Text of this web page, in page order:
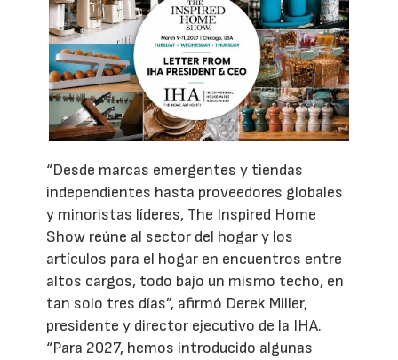
“Desde marcas emergentes y tiendas
independientes hasta proveedores globales
y minoristas líderes, The Inspired Home
Show reúne al sector del hogar y los
artículos para el hogar en encuentros entre
altos cargos, todo bajo un mismo techo, en
tan solo tres días”, afirmó Derek Miller,
presidente y director ejecutivo de la IHA.
“Para 2027, hemos introducido algunas